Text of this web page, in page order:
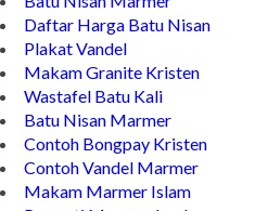
Kijing Makam Islam
Batu Nisan Marmer
Daftar Harga Batu Nisan
Plakat Vandel
Makam Granite Kristen
Wastafel Batu Kali
Batu Nisan Marmer
Contoh Bongpay Kristen
Contoh Vandel Marmer